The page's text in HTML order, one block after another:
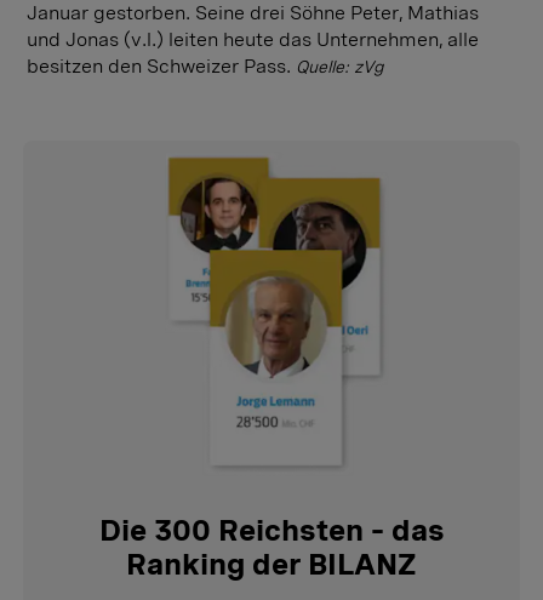
Januar gestorben. Seine drei Söhne Peter, Mathias
und Jonas (v.l.) leiten heute das Unternehmen, alle
besitzen den Schweizer Pass. Quelle: zVg
Die 300 Reichsten – das
Ranking der BILANZ